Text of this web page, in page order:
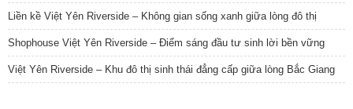
Liền kề Việt Yên Riverside – Không gian sống xanh giữa lòng đô thị
Shophouse Việt Yên Riverside – Điểm sáng đầu tư sinh lời bền vững
Việt Yên Riverside – Khu đô thị sinh thái đẳng cấp giữa lòng Bắc Giang